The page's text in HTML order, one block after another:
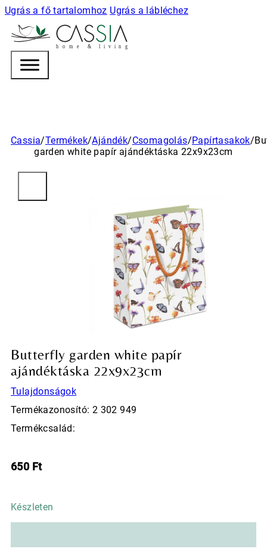
Ugrás a fő tartalomhoz Ugrás a lábléchez
h o m e & l i v i n g
Cassia/Termékek/Ajándék/Csomagolás/Papírtasakok/
garden white papír ajándéktáska 22x9x23cm
Butterfly garden white papír
ajándéktáska 22x9x23cm
Tulajdonságok
Termékazonosító: 2 302 949
Termékcsalád:
650 Ft
Készleten